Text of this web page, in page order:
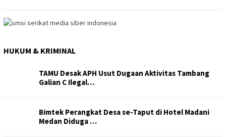
HUKUM & KRIMINAL
TAMU Desak APH Usut Dugaan Aktivitas Tambang
Galian C Ilegal…
Bimtek Perangkat Desa se-Taput di Hotel Madani
Medan Diduga …